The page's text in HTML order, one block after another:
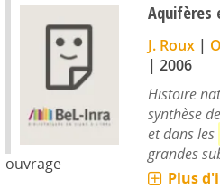
ouvrage
Aquifères
J. Roux |
| 2006
Histoire
synthèse
et dans les
grandes
Plus